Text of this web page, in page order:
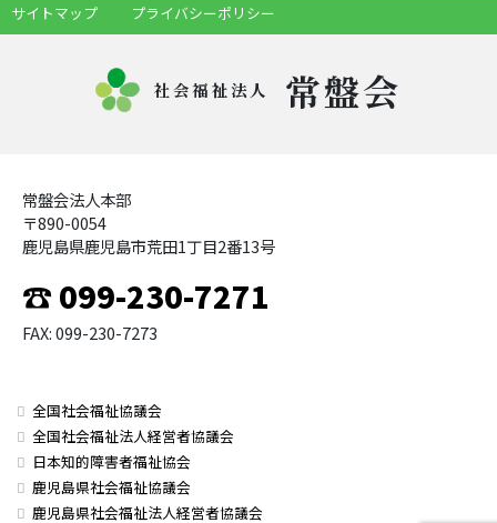
サイトマップ プライバシーポリシー
社会福祉法人 常盤会
常盤会法人本部
〒890-0054
鹿児島県鹿児島市荒田1丁目2番13号
☎ 099-230-7271
FAX: 099-230-7273
全国社会福祉協議会
全国社会福祉法人経営者協議会
日本知的障害者福祉協会
鹿児島県社会福祉協議会
鹿児島県社会福祉法人経営者協議会